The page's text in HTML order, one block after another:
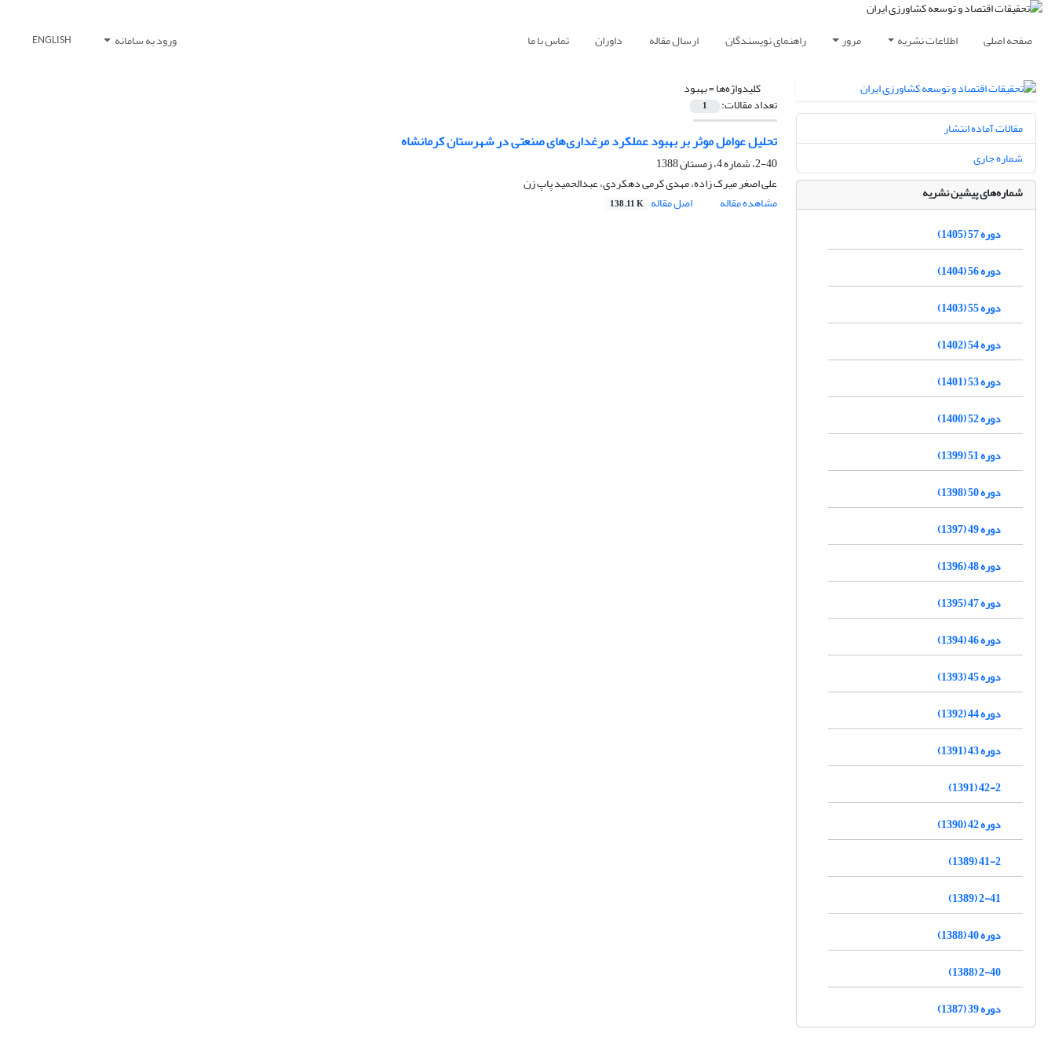
صفحه اصلی اطلاعات نشریه مرور راهنمای نویسندگان ارسال مقاله داوران تماس با ما ورود به سامانه ENGLISH
کلیدواژه‌ها =بهبود
تعداد مقالات: 1
تحلیل عوامل موثر بر بهبود عملکرد مرغداری‌های صنعتی در شهرستان کرمانشاه
2-40، شماره 4، زمستان 1388
علی اصغر میرک زاده، مهدی کرمی دهکردی، عبدالحمید پاپ زن
مشاهده مقاله
اصل مقاله 138.11 K
مقالات آماده انتشار
شماره جاری
شماره‌های پیشین نشریه
دوره 57 (1405)
دوره 56 (1404)
دوره 55 (1403)
دوره 54 (1402)
دوره 53 (1401)
دوره 52 (1400)
دوره 51 (1399)
دوره 50 (1398)
دوره 49 (1397)
دوره 48 (1396)
دوره 47 (1395)
دوره 46 (1394)
دوره 45 (1393)
دوره 44 (1392)
دوره 43 (1391)
42-2 (1391)
دوره 42 (1390)
41-2 (1389)
2-41 (1389)
دوره 40 (1388)
2-40 (1388)
دوره 39 (1387)